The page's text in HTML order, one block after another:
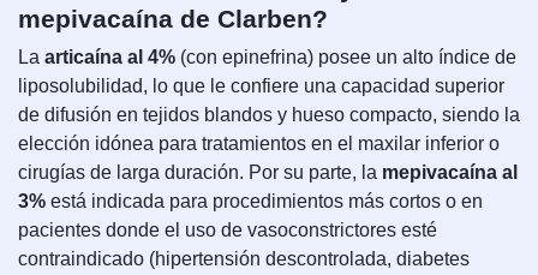
mepivacaína de Clarben?
La articaína al 4% (con epinefrina) posee un alto índice de
liposolubilidad, lo que le confiere una capacidad superior
de difusión en tejidos blandos y hueso compacto, siendo la
elección idónea para tratamientos en el maxilar inferior o
cirugías de larga duración. Por su parte, la mepivacaína al
3% está indicada para procedimientos más cortos o en
pacientes donde el uso de vasoconstrictores esté
contraindicado (hipertensión descontrolada, diabetes